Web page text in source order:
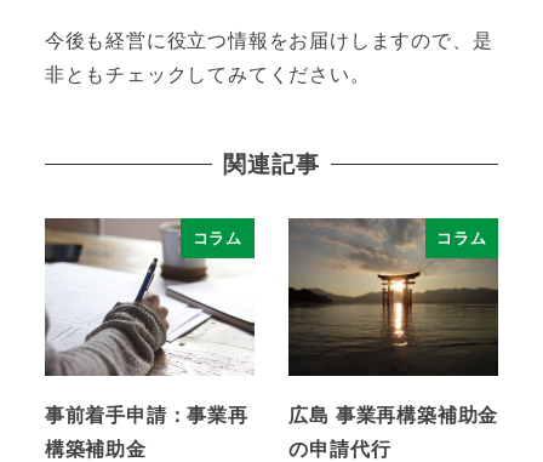
今後も経営に役立つ情報をお届けしますので、是
非ともチェックしてみてください。
関連記事
コラム
事前着手申請：事業再
構築補助金
コラム
広島 事業再構築補助金
の申請代行